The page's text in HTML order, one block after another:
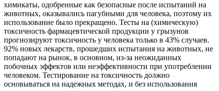
химикаты, одобренные как безопасные после испытаний на
животных, оказывались пагубными для человека, поэтому их
использование было прекращено. Тесты на (химическую)
токсичность фармацевтической продукции у грызунов
прогнозируют токсичность у человека только в 43% случаев.
92% новых лекарств, прошедших испытания на животных, не
попадают на рынок, в основном, из-за неожиданных
побочных эффектов или неэффективности при употреблении
человеком. Тестирование на токсичность должно
основываться на надежных методах, и без использования